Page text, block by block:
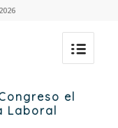
el
Laboral